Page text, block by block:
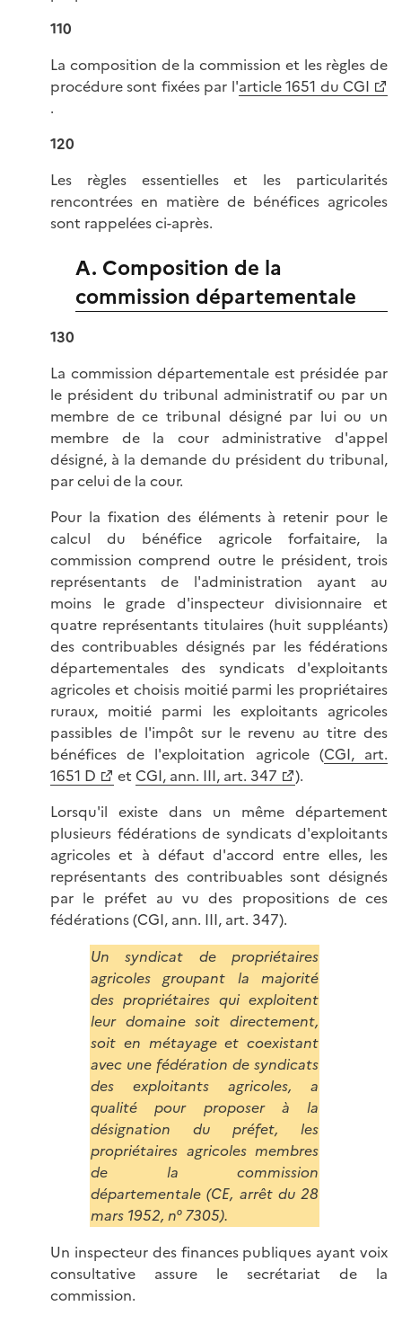
110
La composition de la commission et les règles de
procédure sont fixées par l'article 1651 du CGI
.
120
Les règles essentielles et les particularités
rencontrées en matière de bénéfices agricoles
sont rappelées ci-après.
A. Composition de la
commission départementale
130
La commission départementale est présidée par
le président du tribunal administratif ou par un
membre de ce tribunal désigné par lui ou un
membre de la cour administrative d'appel
désigné, à la demande du président du tribunal,
par celui de la cour.
Pour la fixation des éléments à retenir pour le
calcul du bénéfice agricole forfaitaire, la
commission comprend outre le président, trois
représentants de l'administration ayant au
moins le grade d'inspecteur divisionnaire et
quatre représentants titulaires (huit suppléants)
des contribuables désignés par les fédérations
départementales des syndicats d'exploitants
agricoles et choisis moitié parmi les propriétaires
ruraux, moitié parmi les exploitants agricoles
passibles de l'impôt sur le revenu au titre des
bénéfices de l'exploitation agricole (CGI, art.
1651 D
et CGI, ann. III, art. 347
).
Lorsqu'il existe dans un même département
plusieurs fédérations de syndicats d'exploitants
agricoles et à défaut d'accord entre elles, les
représentants des contribuables sont désignés
par le préfet au vu des propositions de ces
fédérations (CGI, ann. III, art. 347).
Un syndicat de propriétaires
agricoles groupant la majorité
des propriétaires qui exploitent
leur domaine soit directement,
soit en métayage et coexistant
avec une fédération de syndicats
des exploitants agricoles, a
qualité pour proposer à la
désignation du préfet, les
propriétaires agricoles membres
de la commission
départementale (CE, arrêt du 28
mars 1952, n° 7305).
Un inspecteur des finances publiques ayant voix
consultative assure le secrétariat de la
commission.